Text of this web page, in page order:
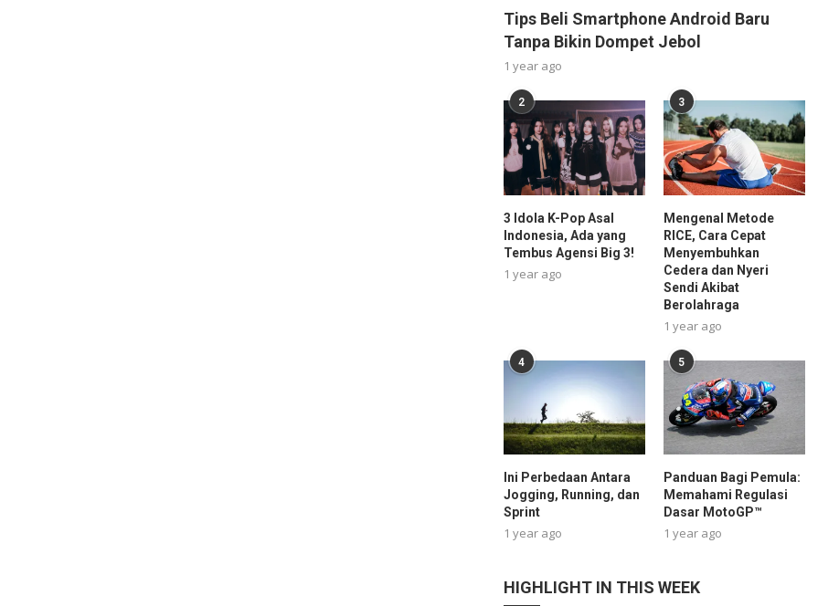
Tips Beli Smartphone Android Baru
Tanpa Bikin Dompet Jebol
1 year ago
2
3 Idola K-Pop Asal
Indonesia, Ada yang
Tembus Agensi Big 3!
1 year ago
3
Mengenal Metode
RICE, Cara Cepat
Menyembuhkan
Cedera dan Nyeri
Sendi Akibat
Berolahraga
1 year ago
4
Ini Perbedaan Antara
Jogging, Running, dan
Sprint
1 year ago
5
Panduan Bagi Pemula:
Memahami Regulasi
Dasar MotoGP™
1 year ago
HIGHLIGHT IN THIS WEEK